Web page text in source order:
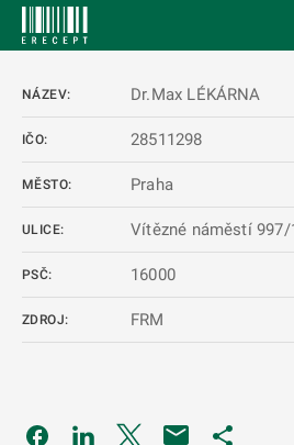
NÁZEV: Dr.Max LÉKÁRNA
IČO: 28511298
MĚSTO: Praha
ULICE: Vítězné náměstí 997/
PSČ: 16000
ZDROJ: FRM
Odkaz se otevře na nové kartě
Odkaz se otevře na
Odkaz se otevře